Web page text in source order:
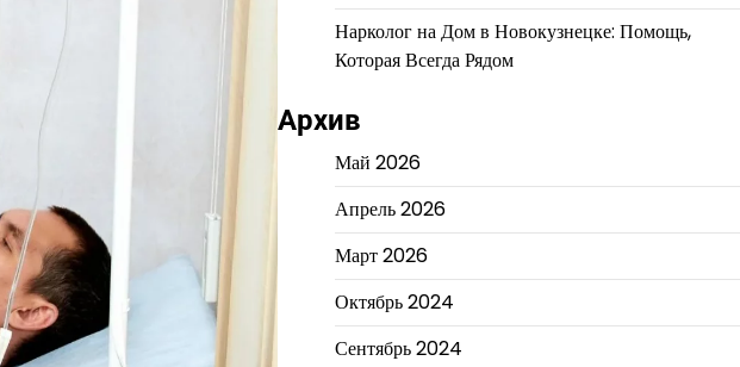
Нарколог на Дом в Новокузнецке: Помощь,
Которая Всегда Рядом
Архив
Май 2026
Апрель 2026
Март 2026
Октябрь 2024
Сентябрь 2024